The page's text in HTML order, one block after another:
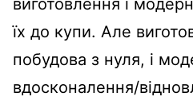
виготовлення і
їх до купи. Але
побудова з нуля, і
вдосконалення/